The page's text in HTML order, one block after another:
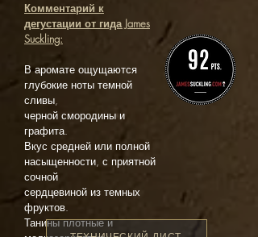
Комментарий к
дегустации от гида James
Suckling:
В аромате ощущаются
глубокие ноты темной
сливы,
черной смородины и
графита.
Вкус средней или полной
насыщенности, с приятной
сочной
сердцевиной из темных
фруктов.
Танины плотные и